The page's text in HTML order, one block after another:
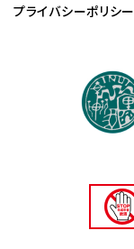
プライバシーポリシー